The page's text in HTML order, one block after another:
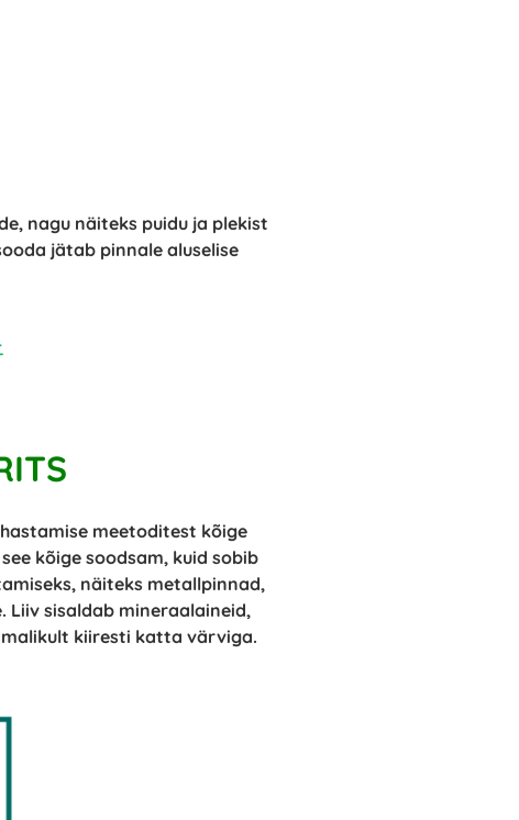
nagu näiteks puidu ja plekist
jätab pinnale aluselise
meetoditest kõige
kõige soodsam, kuid sobib
näiteks metallpinnad,
Liiv sisaldab mineraalaineid,
kiiresti katta värviga.